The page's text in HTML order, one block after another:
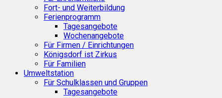
Fort- und Weiterbildung
Ferienprogramm
Tagesangebote
Wochenangebote
Für Firmen / Einrichtungen
Königsdorf ist Zirkus
Für Familien
Umweltstation
Für Schulklassen und Gruppen
Tagesangebote